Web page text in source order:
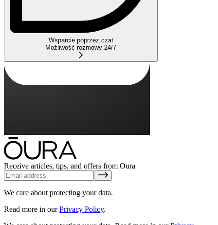
Wsparcie poprzez czat
Możliwość rozmowy 24/7
Receive articles, tips, and offers from Oura
We care about protecting your data.
Read more in ourPrivacy Policy.